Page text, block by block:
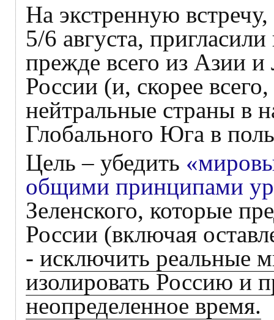
На экстренную
5/6 августа,
прежде всего из Азии
России (и, скорее
нейтральные страны в
Глобального Юга в
Цель – убедить
общими принципами
Зеленского, которые
России (включая
- исключить реальные
изолировать Россию и
неопределенное время.